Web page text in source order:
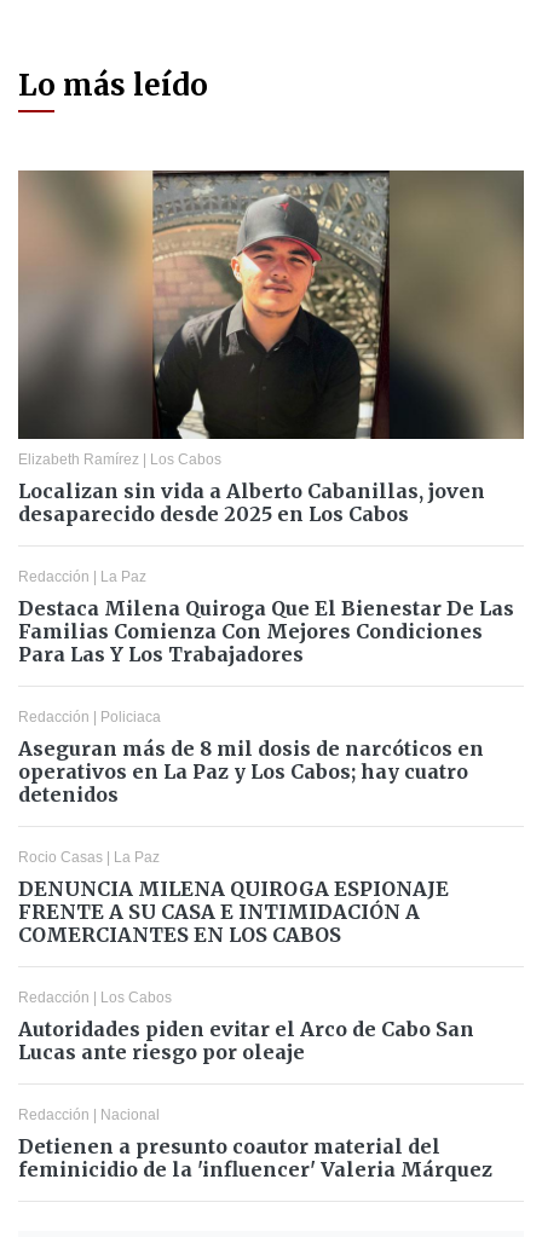
Lo más leído
Elizabeth Ramírez | Los Cabos
Localizan sin vida a Alberto Cabanillas, joven
desaparecido desde 2025 en Los Cabos
Redacción | La Paz
Destaca Milena Quiroga Que El Bienestar De Las
Familias Comienza Con Mejores Condiciones
Para Las Y Los Trabajadores
Redacción | Policiaca
Aseguran más de 8 mil dosis de narcóticos en
operativos en La Paz y Los Cabos; hay cuatro
detenidos
Rocio Casas | La Paz
DENUNCIA MILENA QUIROGA ESPIONAJE
FRENTE A SU CASA E INTIMIDACIÓN A
COMERCIANTES EN LOS CABOS
Redacción | Los Cabos
Autoridades piden evitar el Arco de Cabo San
Lucas ante riesgo por oleaje
Redacción | Nacional
Detienen a presunto coautor material del
feminicidio de la 'influencer' Valeria Márquez